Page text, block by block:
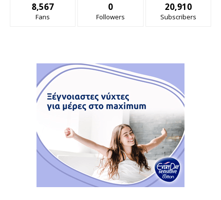
8,567
Fans
0
Followers
20,910
Subscribers